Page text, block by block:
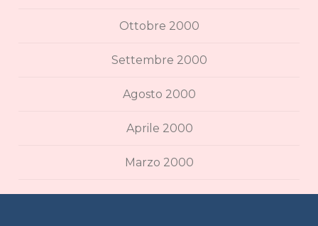
Ottobre 2000
Settembre 2000
Agosto 2000
Aprile 2000
Marzo 2000